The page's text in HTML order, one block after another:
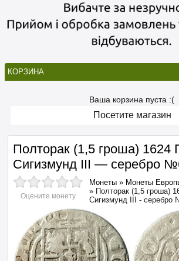
КОРЗИНА
Ваша корзина пуста :(
Посетите магазин
Полторак (1,5 гроша)
Сигизмунд III — серебро
Оцените монету
Монеты » Монеты
» Полторак (1,5 гроша)
Сигизмунд III - серебро